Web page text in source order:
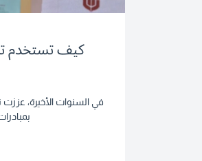
كيف تستخدم
في السنوات الأخيرة،